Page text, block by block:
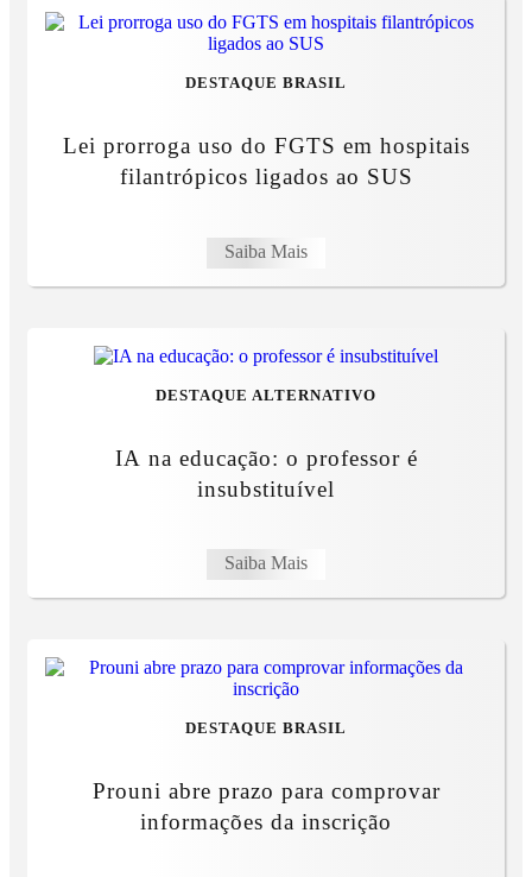
DESTAQUE BRASIL
Lei prorroga uso do FGTS em hospitais
filantrópicos ligados ao SUS
Saiba Mais
DESTAQUE ALTERNATIVO
IA na educação: o professor é
insubstituível
Saiba Mais
DESTAQUE BRASIL
Prouni abre prazo para comprovar
informações da inscrição